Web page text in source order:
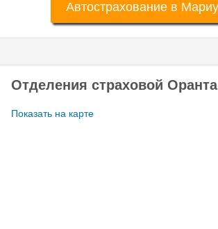
Автострахование в
Отделения страховой
Показать на карте